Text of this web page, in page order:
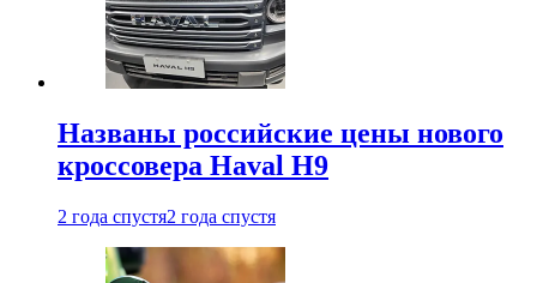
Названы российские цены нового
кроссовера Haval H9
2 года спустя2 года спустя